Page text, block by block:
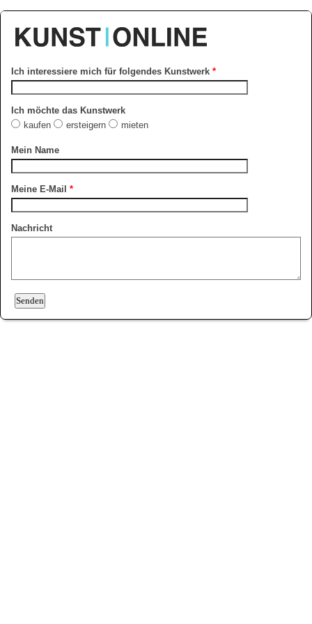
Ich interessiere mich für folgendes Kunstwerk *
Ich möchte das Kunstwerk
kaufen
ersteigern mieten
Mein Name
Meine E-Mail *
Nachricht